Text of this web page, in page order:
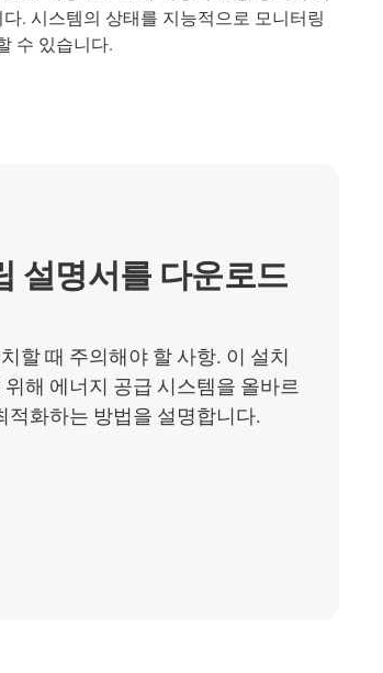
. 시스템의 상태를 지능적으로 모니터링
수 있습니다.
설명서를 다운로드
할 때 주의해야 할 사항. 이 설치
해 에너지 공급 시스템을 올바르
적화하는 방법을 설명합니다.